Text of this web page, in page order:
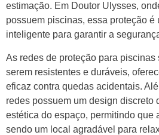
estimação. Em Doutor Ulysses,
possuem piscinas, essa proteção é
inteligente para garantir a
As redes de proteção para piscinas
serem resistentes e duráveis,
eficaz contra quedas acidentais.
redes possuem um design discreto
estética do espaço, permitindo que
sendo um local agradável para